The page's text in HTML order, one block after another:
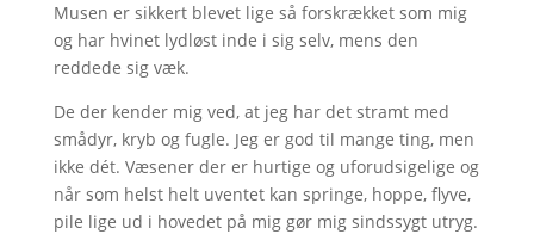
Musen er sikkert blevet lige så forskrækket som mig
og har hvinet lydløst inde i sig selv, mens den
reddede sig væk.
De der kender mig ved, at jeg har det stramt med
smådyr, kryb og fugle. Jeg er god til mange ting, men
ikke dét. Væsener der er hurtige og uforudsigelige og
når som helst helt uventet kan springe, hoppe, flyve,
pile lige ud i hovedet på mig gør mig sindssygt utryg.